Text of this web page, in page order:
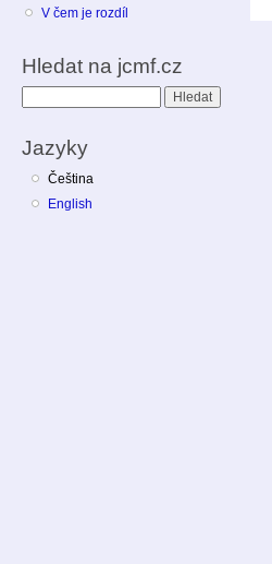
V čem je rozdíl
Hledat na jcmf.cz
Jazyky
Čeština
English